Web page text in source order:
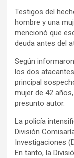
Testigos del
hombre y una
mencionó que
deuda antes del
Según
los dos
principal
mujer de 42
presunto autor.
La policía
División
Investigaciones
En tanto, la